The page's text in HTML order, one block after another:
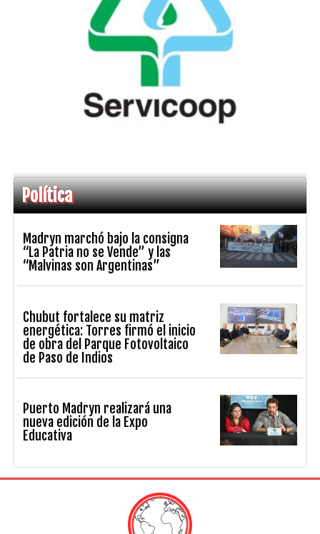
Política
Madryn marchó bajo la consigna
“La Patria no se Vende” y las
“Malvinas son Argentinas”
Chubut fortalece su matriz
energética: Torres firmó el inicio
de obra del Parque Fotovoltaico
de Paso de Indios
Puerto Madryn realizará una
nueva edición de la Expo
Educativa